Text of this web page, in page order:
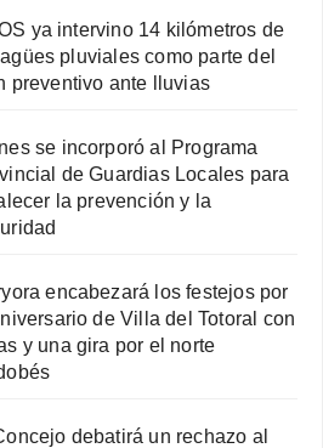
ya intervino 14 kilómetros de
pluviales como parte del
preventivo ante lluvias
se incorporó al Programa
de Guardias Locales para
la prevención y la
encabezará los festejos por
de Villa del Totoral con
y una gira por el norte
debatirá un rechazo al